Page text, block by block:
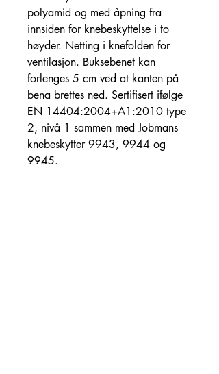
polyamid og med åpning fra
innsiden for knebeskyttelse i to
høyder. Netting i knefolden for
ventilasjon. Buksebenet kan
forlenges 5 cm ved at kanten på
bena brettes ned. Sertifisert ifølge
EN 14404:2004+A1:2010 type
2, nivå 1 sammen med Jobmans
knebeskytter 9943, 9944 og
9945.